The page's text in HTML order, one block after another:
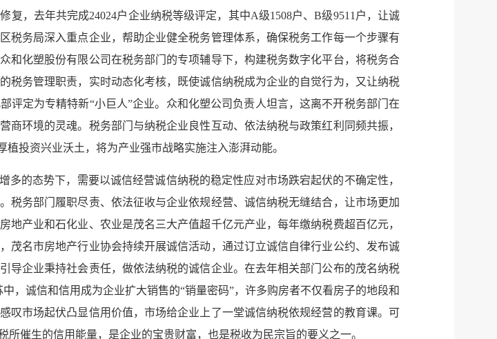
，去年共完成24024户企业纳税等级评定，其中A级1508户、B级9511户，让诚
税务局深入重点企业，帮助企业健全税务管理体系，确保税务工作每一个步骤有
和化塑股份有限公司在税务部门的专项辅导下，构建税务数字化平台，将税务合
税务管理职责，实时动态化考核，既使诚信纳税成为企业的自觉行为，又让纳税
定为专精特新“小巨人”企业。众和化塑公司负责人坦言，这离不开税务部门在
环境的灵魂。税务部门与纳税企业良性互动、依法纳税与政策红利同频共振，
投资兴业沃土，将为产业强市战略实施注入澎湃动能。
的态势下，需要以诚信经营诚信纳税的稳定性应对市场跌宕起伏的不确定性，
税务部门履职尽责、依法征收与企业依规经营、诚信纳税无缝结合，让市场更加
产业和石化业、农业是茂名三大产值超千亿元产业，每年缴纳税费超百亿元，
茂名市房地产行业协会持续开展诚信活动，通过订立诚信自律行业公约、发布诚
导企业秉持社会责任，做依法纳税的诚信企业。在去年相关部门公布的茂名纳税
，诚信和信用成为企业扩大销售的“销量密码”，许多购房者不仅看房子的地段和
叹市场起伏凸显信用价值，市场给企业上了一堂诚信纳税依规经营的教育课。可
催生的信用能量，是企业的宝贵财富，也是税收为民宗旨的要义之一。